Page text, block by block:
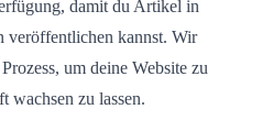
damit du Artikel in
veröffentlichen kannst. Wir
um deine Website zu
wachsen zu lassen.